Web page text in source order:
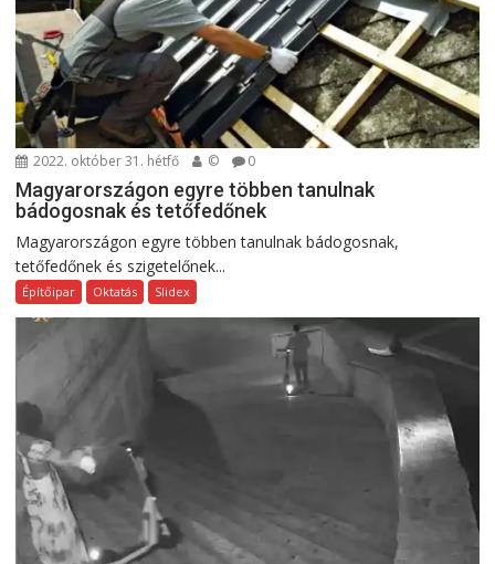
2022. október 31. hétfő © 0
Magyarországon egyre többen tanulnak
bádogosnak és tetőfedőnek
Magyarországon egyre többen tanulnak bádogosnak,
tetőfedőnek és szigetelőnek...
Építőipar Oktatás Slidex